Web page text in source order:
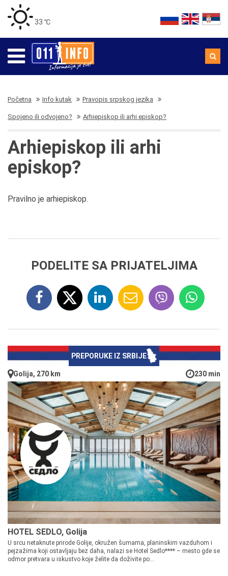
33 ℃
Početna Info kutak Pravopis srpskog jezika
Spojeno ili odvojeno? Arhiepiskop ili arhi episkop?
Arhiepiskop ili arhi
episkop?
Pravilno je arhiepiskop.
PODELITE SA PRIJATELJIMA
PREPORUKE IZ SRBIJE
Golija, 270 km 230 min
HOTEL SEDLO, Golija
U srcu netaknute prirode Golije, okružen šumama, planinskim vazduhom i
pejzažima koji ostavljaju bez daha, nalazi se Hotel Sedlo**** – mesto gde se
odmor pretvara u iskustvo koje želite da doživite po...